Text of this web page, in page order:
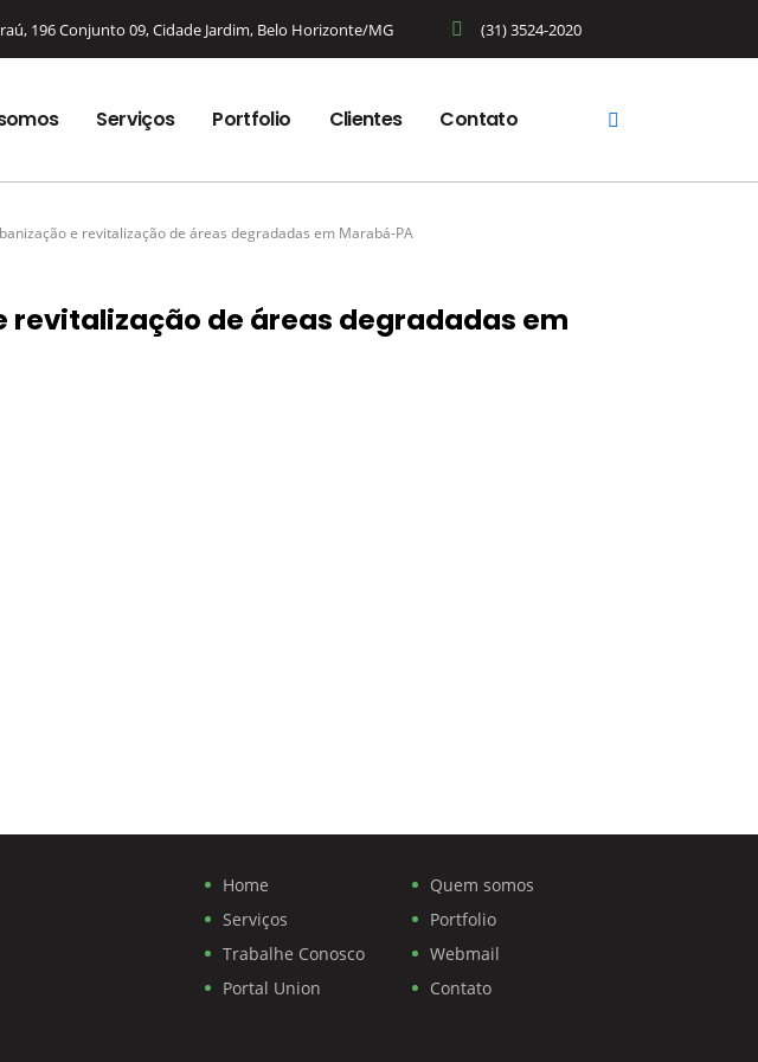
196 Conjunto 09, Cidade Jardim, Belo Horizonte/MG (31) 3524-2020
Serviços Portfolio Clientes Contato
e revitalização de áreas degradadas em Marabá-PA
revitalização de áreas degradadas em
Home
Quem somos
Serviços
Portfolio
Trabalhe Conosco
Webmail
Portal Union
Contato